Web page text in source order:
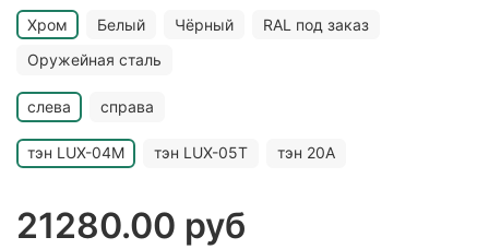
Хром Белый Чёрный
RAL под заказ
Оружейная сталь
слева справа
тэн LUX-04M тэн LUX-05T тэн 20A
21280.00 руб